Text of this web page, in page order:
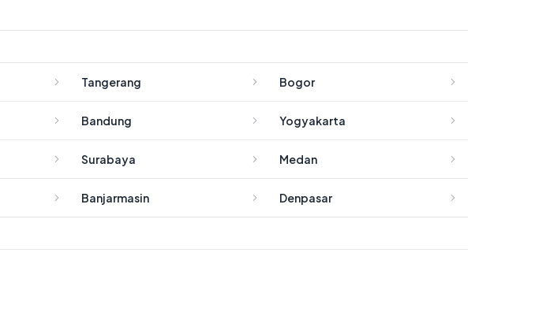
Tangerang Bogor
Bandung Yogyakarta
Surabaya Medan
Banjarmasin Denpasar